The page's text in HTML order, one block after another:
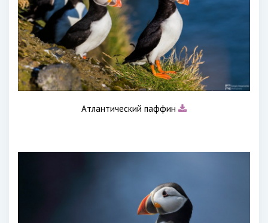
Атлантический паффин